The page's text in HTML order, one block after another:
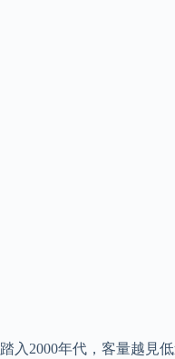
踏入2000年代，客量越見